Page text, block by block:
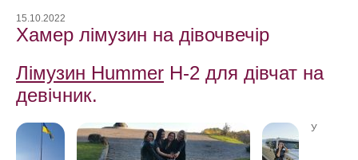
Про limo-lux
Відгуки
Статті
15.10.2022
Хамер лімузин на дівочвечір
Лімузин Hummer H-2 для дівчат на
девічник.
У